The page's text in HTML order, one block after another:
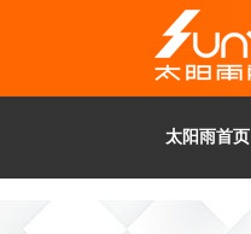
太阳雨首页